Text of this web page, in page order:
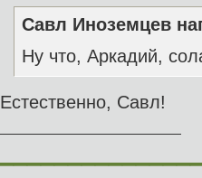
Савл Иноземцев
Ну что, Аркадий,
Естественно, Савл!